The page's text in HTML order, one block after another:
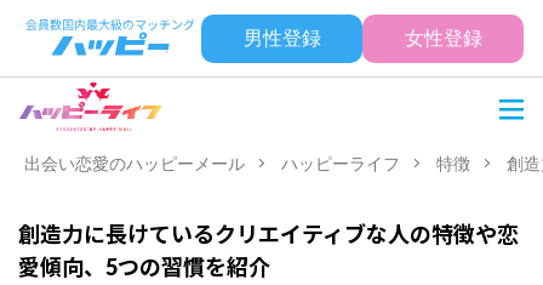
男性登録 女性登録
出会い恋愛のハッピーメール ハッピーライフ 特徴 創
創造力に長けているクリエイティブな人の特徴や恋
愛傾向、5つの習慣を紹介